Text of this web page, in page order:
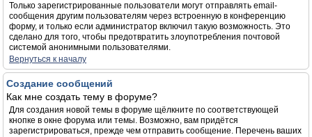
Только зарегистрированные пользователи могут отправлять email-
сообщения другим пользователям через встроенную в конференцию
форму, и только если администратор включил такую возможность. Это
сделано для того, чтобы предотвратить злоупотребления почтовой
системой анонимными пользователями.
Вернуться к началу
Создание сообщений
Как мне создать тему в форуме?
Для создания новой темы в форуме щёлкните по соответствующей
кнопке в окне форума или темы. Возможно, вам придётся
зарегистрироваться, прежде чем отправить сообщение. Перечень ваших